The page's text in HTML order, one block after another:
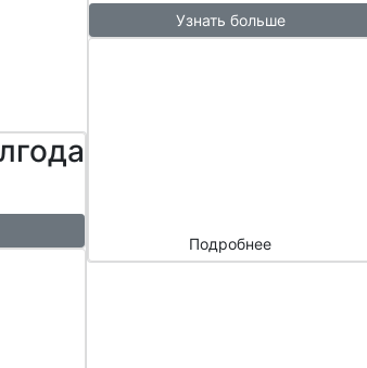
Узнать больше
Подробнее